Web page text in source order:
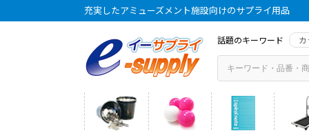
充実したアミューズメント施設向けのサプライ用品
話題のキーワード